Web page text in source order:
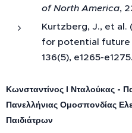
of North America,
Kurtzberg, J., et al.
for potential future
136(5), e1265-e1275.
Κωνσταντίνος Ι Νταλούκας -
Πανελλήνιας Ομοσπονδίας
Παιδιάτρων